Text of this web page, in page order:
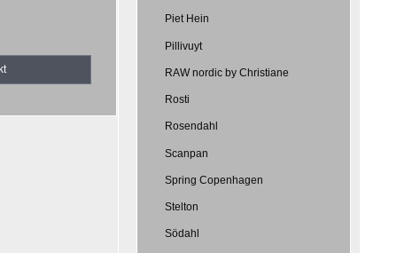
Piet Hein
Pillivuyt
RAW nordic by Christiane
Rosti
Rosendahl
Scanpan
Spring Copenhagen
Stelton
Södahl